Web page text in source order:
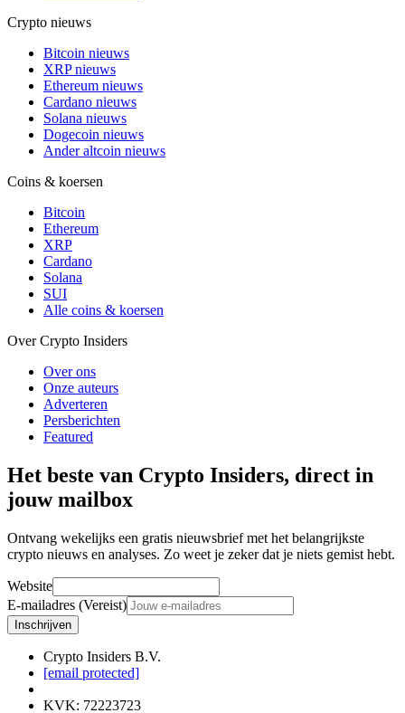
Crypto nieuws
Bitcoin nieuws
XRP nieuws
Ethereum nieuws
Cardano nieuws
Solana nieuws
Dogecoin nieuws
Ander altcoin nieuws
Coins & koersen
Bitcoin
Ethereum
XRP
Cardano
Solana
SUI
Alle coins & koersen
Over Crypto Insiders
Over ons
Onze auteurs
Adverteren
Persberichten
Featured
Het beste van Crypto Insiders, direct in
jouw mailbox
Ontvang wekelijks een gratis nieuwsbrief met het belangrijkste
crypto nieuws en analyses. Zo weet je zeker dat je niets gemist hebt.
Website
E-mailadres (Vereist)
Inschrijven
Crypto Insiders B.V.
[email protected]
KVK: 72223723